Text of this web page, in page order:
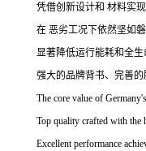
凭借创新设计和 材料实
在 恶劣工况下依然坚如
显著降低运行能耗和全
强大的品牌背书、完善的
The core value of
Top quality crafted with the
Excellent performance